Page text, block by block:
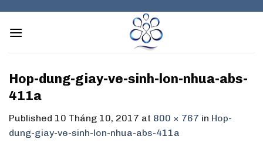
content
Hop-dung-giay-ve-sinh-lon-nhua-abs-
411a
Published 10 Tháng 10, 2017 at 800 × 767 in Hop-
dung-giay-ve-sinh-lon-nhua-abs-411a